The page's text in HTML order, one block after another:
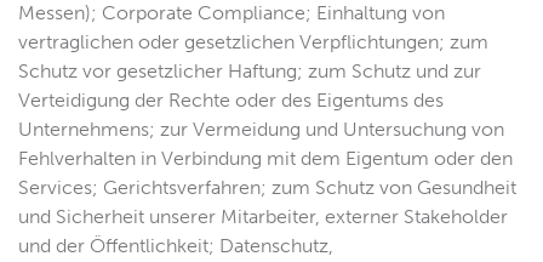
Messen); Corporate Compliance; Einhaltung von
vertraglichen oder gesetzlichen Verpflichtungen; zum
Schutz vor gesetzlicher Haftung; zum Schutz und zur
Verteidigung der Rechte oder des Eigentums des
Unternehmens; zur Vermeidung und Untersuchung von
Fehlverhalten in Verbindung mit dem Eigentum oder den
Services; Gerichtsverfahren; zum Schutz von Gesundheit
und Sicherheit unserer Mitarbeiter, externer Stakeholder
und der Öffentlichkeit; Datenschutz,